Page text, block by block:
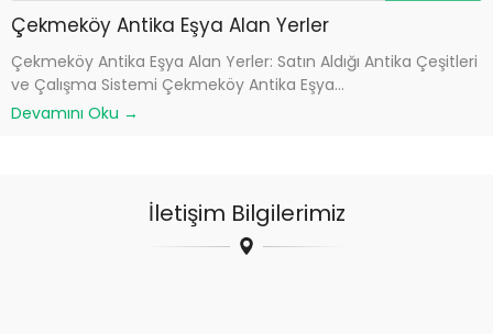
Çekmeköy Antika Eşya Alan Yerler
Çekmeköy Antika Eşya Alan Yerler: Satın Aldığı Antika Çeşitleri
ve Çalışma Sistemi Çekmeköy Antika Eşya...
Devamını Oku →
İletişim Bilgilerimiz